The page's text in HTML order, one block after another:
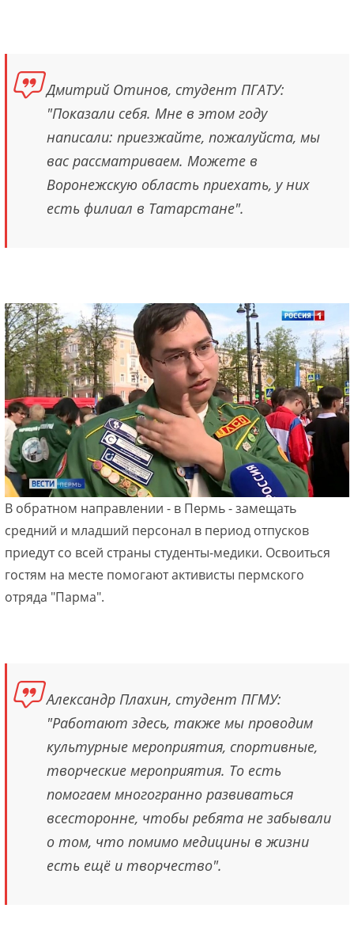
Дмитрий Отинов, студент ПГАТУ:
"Показали себя. Мне в этом году
написали: приезжайте, пожалуйста, мы
вас рассматриваем. Можете в
Воронежскую область приехать, у них
есть филиал в Татарстане".
В обратном направлении - в Пермь - замещать
средний и младший персонал в период отпусков
приедут со всей страны студенты-медики. Освоиться
гостям на месте помогают активисты пермского
отряда "Парма".
Александр Плахин, студент ПГМУ:
"Работают здесь, также мы проводим
культурные мероприятия, спортивные,
творческие мероприятия. То есть
помогаем многогранно развиваться
всесторонне, чтобы ребята не забывали
о том, что помимо медицины в жизни
есть ещё и творчество".